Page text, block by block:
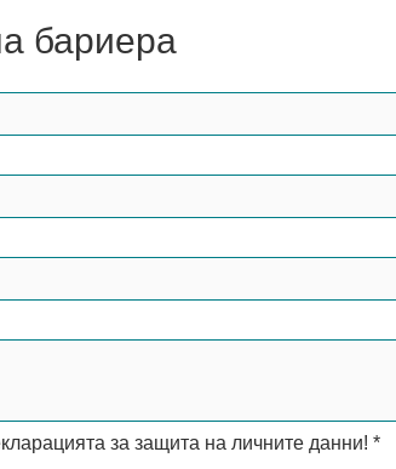
бариера
за защита на личните данни! *